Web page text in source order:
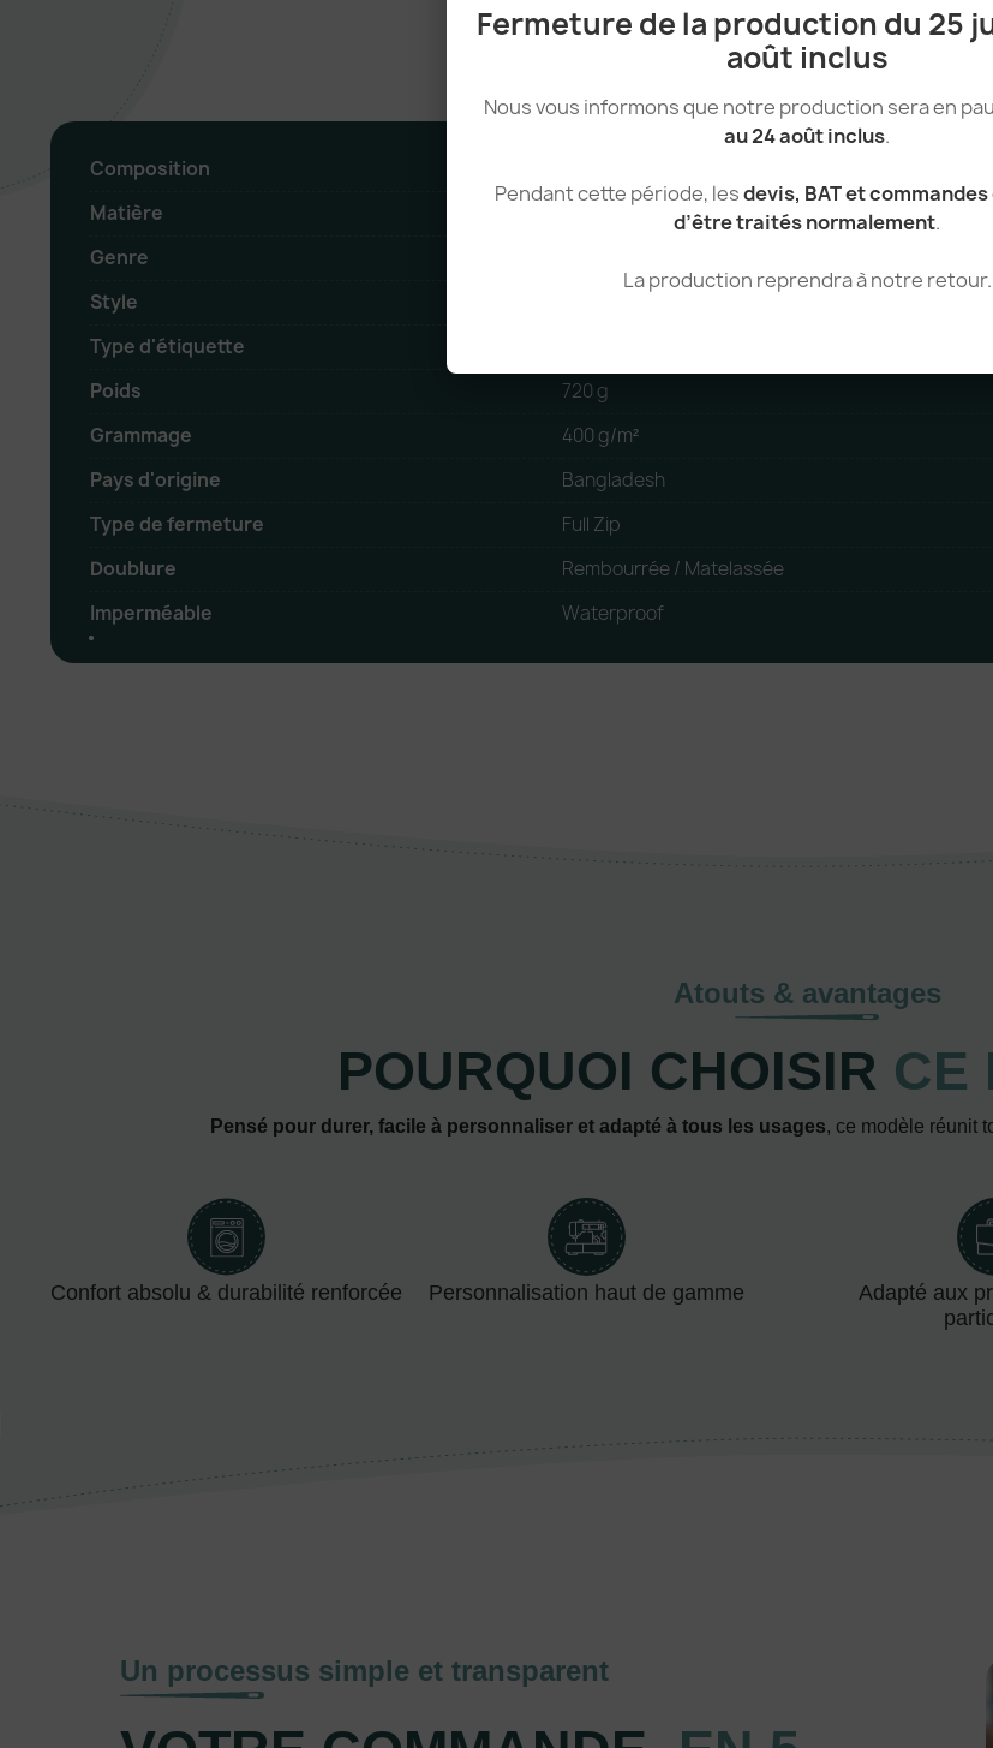
Fermeture de la production du 25
août inclus
Nous vous informons que notre production sera en
au 24 août inclus.
Pendant cette période, lesdevis, BAT et
d’être traités normalement.
La production reprendra à notre retour.
Composition
Matière
Polyester
Genre
Style
Type d'étiquette
Poids
720 g
Grammage
400 g/m²
Pays d'origine
Bangladesh
Type de fermeture
Full Zip
Doublure
Rembourrée / Matelassée
Imperméable
Waterproof
Atouts & avantages
POURQUOI CHOISIR CE
Pensé pour durer, facile à personnaliser et adapté à tous les usages, ce modèle réunit
Confort absolu & durabilité renforcée Personnalisation haut de gamme
Adapté aux
Un processus simple et transparent